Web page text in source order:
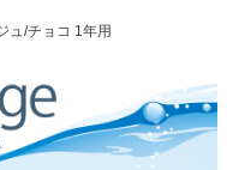
/チョコ 1年用